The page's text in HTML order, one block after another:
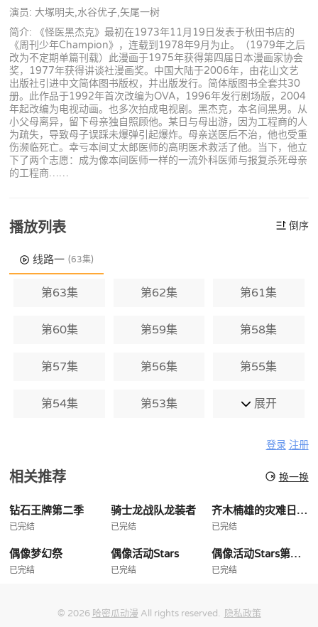
演员: 大塚明夫,水谷优子,矢尾一树
简介: 《怪医黑杰克》最初在1973年11月19日发表于秋田书店的
《周刊少年Champion》，连载到1978年9月为止。（1979年之后
改为不定期单篇刊载）此漫画于1975年获得第四届日本漫画家协会
奖，1977年获得讲谈社漫画奖。中国大陆于2006年，由花山文艺
出版社引进中文简体图书版权，并出版发行。简体版图书全套共30
册。此作品于1992年首次改编为OVA，1996年发行剧场版，2004
年起改编为电视动画。也多次拍成电视剧。黑杰克，本名间黑男。从
小父母离异，留下母亲独自照顾他。某日与母出游，因为工程商的人
为疏失，导致母子误踩未爆弹引起爆炸。母亲送医后不治，他也受重
伤濒临死亡。幸亏本间丈太郎医师的高明医术救活了他。当下，他立
下了两个志愿：成为像本间医师一样的一流外科医师与报复杀死母亲
的工程商……
播放列表 倒序
线路一 (63集)
第63集 第62集 第61集
第60集 第59集 第58集
第57集 第56集 第55集
第54集 第53集 展开
登录 注册
相关推荐 换一换
钻石王牌第二季
已完结
骑士龙战队龙装者
已完结
齐木楠雄的灾难日播版
已完结
偶像梦幻祭
已完结
偶像活动Stars
已完结
偶像活动Stars第二季
已完结
© 2026 哈密瓜动漫 All rights reserved. 隐私政策